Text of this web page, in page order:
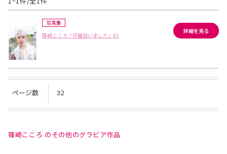
写真集
篠崎こころ「仔猫拾いました」#1
詳細を見る
ページ数 32
篠崎こころ のその他のグラビア作品